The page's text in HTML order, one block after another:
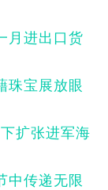
月进出口货
珠宝展放眼
扩张进军海
传递无限